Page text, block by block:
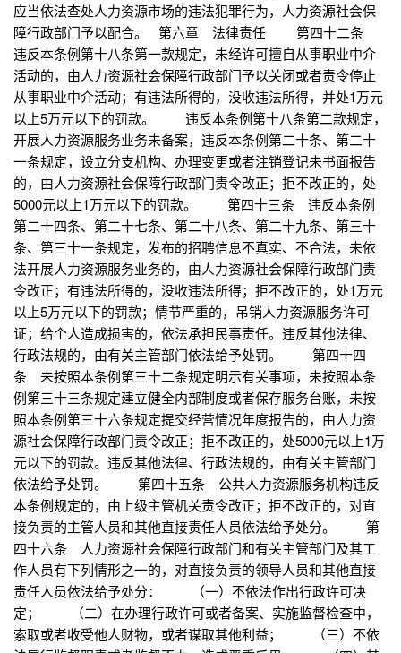
应当依法查处人力资源市场的违法犯罪行为，人力资源社会保
障行政部门予以配合。 第六章 法律责任 第四十二条
违反本条例第十八条第一款规定，未经许可擅自从事职业中介
活动的，由人力资源社会保障行政部门予以关闭或者责令停止
从事职业中介活动；有违法所得的，没收违法所得，并处1万元
以上5万元以下的罚款。 违反本条例第十八条第二款规定，
开展人力资源服务业务未备案，违反本条例第二十条、第二十
一条规定，设立分支机构、办理变更或者注销登记未书面报告
的，由人力资源社会保障行政部门责令改正；拒不改正的，处
5000元以上1万元以下的罚款。 第四十三条 违反本条例
第二十四条、第二十七条、第二十八条、第二十九条、第三十
条、第三十一条规定，发布的招聘信息不真实、不合法，未依
法开展人力资源服务业务的，由人力资源社会保障行政部门责
令改正；有违法所得的，没收违法所得；拒不改正的，处1万元
以上5万元以下的罚款；情节严重的，吊销人力资源服务许可
证；给个人造成损害的，依法承担民事责任。违反其他法律、
行政法规的，由有关主管部门依法给予处罚。 第四十四
条 未按照本条例第三十二条规定明示有关事项，未按照本条
例第三十三条规定建立健全内部制度或者保存服务台账，未按
照本条例第三十六条规定提交经营情况年度报告的，由人力资
源社会保障行政部门责令改正；拒不改正的，处5000元以上1万
元以下的罚款。违反其他法律、行政法规的，由有关主管部门
依法给予处罚。 第四十五条 公共人力资源服务机构违反
本条例规定的，由上级主管机关责令改正；拒不改正的，对直
接负责的主管人员和其他直接责任人员依法给予处分。 第
四十六条 人力资源社会保障行政部门和有关主管部门及其工
作人员有下列情形之一的，对直接负责的领导人员和其他直接
责任人员依法给予处分： （一）不依法作出行政许可决
定； （二）在办理行政许可或者备案、实施监督检查中，
索取或者收受他人财物，或者谋取其他利益； （三）不依